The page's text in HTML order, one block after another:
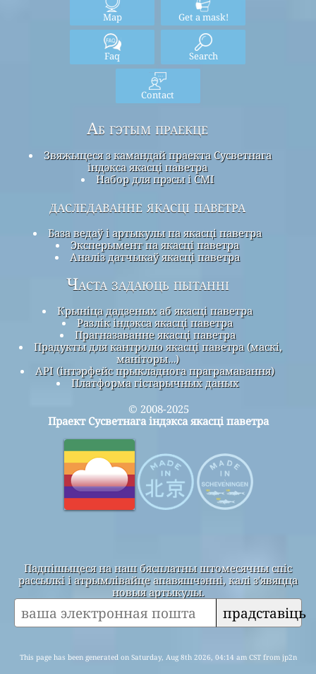
Map Get a mask!
Faq Search
Contact
Аб гэтым праекце
Звяжыцеся з камандай праекта Сусветнага
індэкса якасці паветра
Набор для прэсы і СМІ
даследаванне якасці паветра
База ведаў і артыкулы па якасці паветра
Эксперымент па якасці паветра
Аналіз датчыкаў якасці паветра
Часта задаюць пытанні
Крыніца дадзеных аб якасці паветра
Разлік індэкса якасці паветра
Прагназаванне якасці паветра
Прадукты для кантролю якасці паветра (маскі,
маніторы…)
API (інтэрфейс прыкладнога праграмавання)
Платформа гістарычных даных
© 2008-2025
Праект Сусветнага індэкса якасці паветра
Падпішыцеся на наш бясплатны штомесячны спіс
рассылкі і атрымлівайце апавяшчэнні, калі з'явяцца
новыя артыкулы.
прадставіць
This page has been generated on Saturday, Aug 8th 2026, 04:14 am CST from jp2n